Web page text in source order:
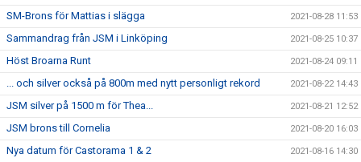
SM-Brons för Mattias i slägga 2021-08-28 11:53
Sammandrag från JSM i Linköping 2021-08-25 10:37
Höst Broarna Runt 2021-08-24 09:11
... och silver också på 800m med nytt personligt rekord 2021-08-22 14:43
JSM silver på 1500 m för Thea... 2021-08-21 12:52
JSM brons till Cornelia 2021-08-20 16:03
Nya datum för Castorama 1 & 2 2021-08-16 14:30